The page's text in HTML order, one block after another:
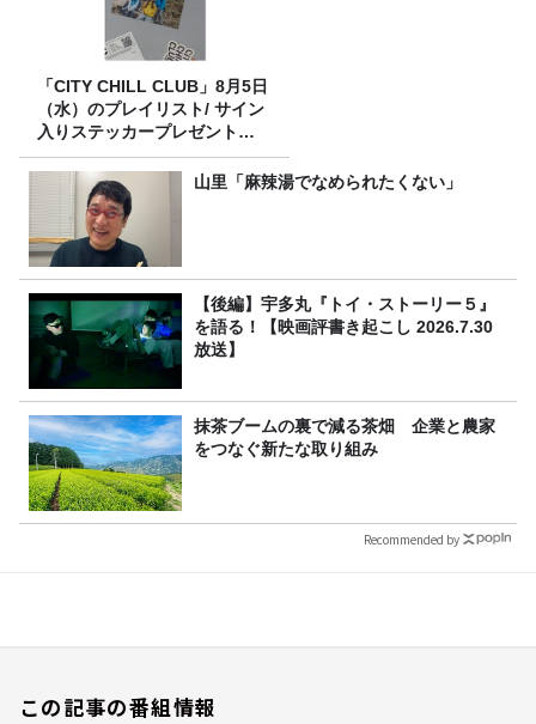
「CITY CHILL CLUB」8月5日
（水）のプレイリスト/ サイン
入りステッカープレゼント有
り
山里「麻辣湯でなめられたくない」
【後編】宇多丸『トイ・ストーリー５』
を語る！【映画評書き起こし 2026.7.30
放送】
抹茶ブームの裏で減る茶畑 企業と農家
をつなぐ新たな取り組み
Recommended by
この記事の番組情報